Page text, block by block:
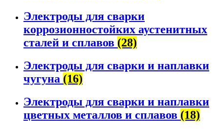
Электроды для сварки
коррозионностойких аустенитных
сталей и сплавов (28)
Электроды для сварки и наплавки
чугуна (16)
Электроды для сварки и наплавки
цветных металлов и сплавов (18)